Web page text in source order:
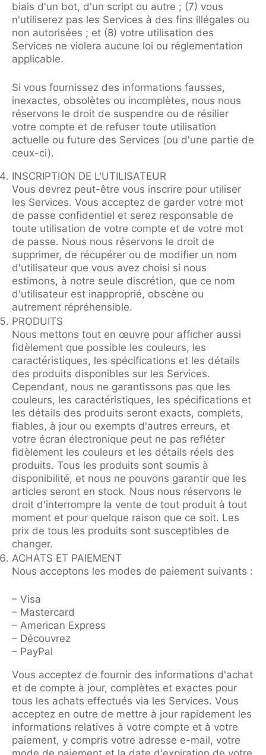
biais d'un bot, d'un script ou autre ; (7) vous
n'utiliserez pas les Services à des fins illégales ou
non autorisées ; et (8) votre utilisation des
Services ne violera aucune loi ou réglementation
applicable.
Si vous fournissez des informations fausses,
inexactes, obsolètes ou incomplètes, nous nous
réservons le droit de suspendre ou de résilier
votre compte et de refuser toute utilisation
actuelle ou future des Services (ou d'une partie de
ceux-ci).
INSCRIPTION DE L'UTILISATEUR
Vous devrez peut-être vous inscrire pour utiliser
les Services. Vous acceptez de garder votre mot
de passe confidentiel et serez responsable de
toute utilisation de votre compte et de votre mot
de passe. Nous nous réservons le droit de
supprimer, de récupérer ou de modifier un nom
d'utilisateur que vous avez choisi si nous
estimons, à notre seule discrétion, que ce nom
d'utilisateur est inapproprié, obscène ou
autrement répréhensible.
PRODUITS
Nous mettons tout en œuvre pour afficher aussi
fidèlement que possible les couleurs, les
caractéristiques, les spécifications et les détails
des produits disponibles sur les Services.
Cependant, nous ne garantissons pas que les
couleurs, les caractéristiques, les spécifications et
les détails des produits seront exacts, complets,
fiables, à jour ou exempts d'autres erreurs, et
votre écran électronique peut ne pas refléter
fidèlement les couleurs et les détails réels des
produits. Tous les produits sont soumis à
disponibilité, et nous ne pouvons garantir que les
articles seront en stock. Nous nous réservons le
droit d'interrompre la vente de tout produit à tout
moment et pour quelque raison que ce soit. Les
prix de tous les produits sont susceptibles de
changer.
ACHATS ET PAIEMENT
Nous acceptons les modes de paiement suivants :
– Visa
– Mastercard
– American Express
– Découvrez
– PayPal
Vous acceptez de fournir des informations d'achat
et de compte à jour, complètes et exactes pour
tous les achats effectués via les Services. Vous
acceptez en outre de mettre à jour rapidement les
informations relatives à votre compte et à votre
paiement, y compris votre adresse e-mail, votre